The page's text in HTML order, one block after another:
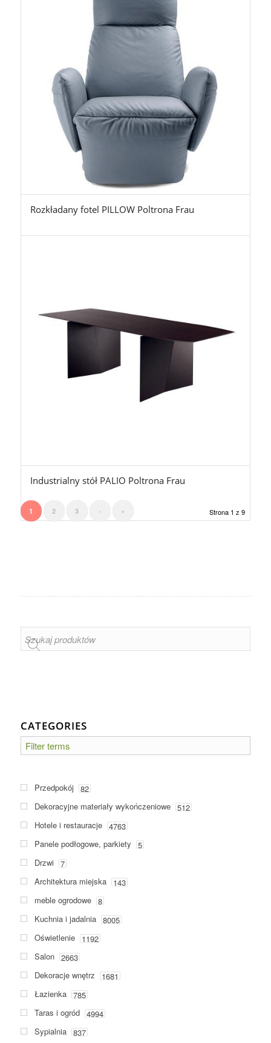
Rozkładany fotel PILLOW Poltrona Frau
Industrialny stół PALIO Poltrona Frau
Strona 1 z 9
1 2 3 › »
CATEGORIES
Przedpokój
82
Dekoracyjne materiały wykończeniowe 512
Hotele i restauracje 4763
Panele podłogowe, parkiety
5
Drzwi
7
Architektura miejska
143
meble ogrodowe 8
Kuchnia i jadalnia 8005
Oświetlenie
1192
Salon 2663
Dekoracje wnętrz
1681
Łazienka 785
Taras i ogród 4994
Sypialnia 837